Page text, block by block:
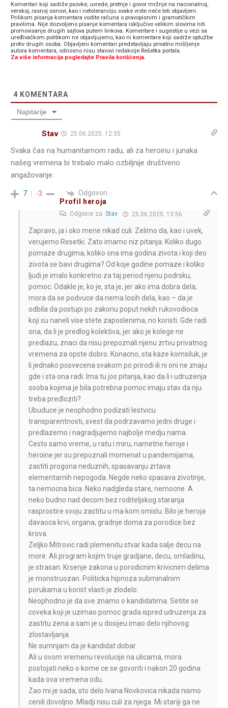
Komentari koji sadrže psovke, uvrede, pretnje i govor mržnje na nacionalnoj,
verskoj, rasnoj osnovi, kao i netoleranciju svake vrste neće biti objavljeni.
Prilikom pisanja komentara vodite računa o pravopisnim i gramatičkim
pravilima. Nije dozvoljeno pisanje komentara isključivo velikim slovima niti
promovisanje drugih sajtova putem linkova. Komentare i sugestije u vezi sa
uređivačkom politikom ne objavljujemo, kao ni komentare koji sadrže optužbe
protiv drugih osoba. Objavljeni komentari predstavljaju privatno mišljenje
autora komentara, odnosno nisu stavovi redakcije Rešetka portala.
Za više informacija pogledajte Pravila korišćenja.
4 KOMENTARA
Najstarije
Stav 25.06.2025. 12:35
Svaka čas na humanitarnom radu, ali za heroinu i junaka
našeg vremena bi trebalo malo ozbiljnije društveno
angažovanje.
7 -3
Odgovori
Profil heroja
Odgovor za Stav 25.06.2025. 13:56
Zapravo, ja i oko mene nikad culi. Zelimo da, kao i uvek,
verujemo Resetki. Zato imamo niz pitanja. Koliko dugo
pomaze drugima, koliko ona ima godina zivota i koji deo
zivota se bavi drugima? Od koje godine pomaze i koliko
ljudi je imalo konkretno za taj period njenu podrsku,
pomoc. Odakle je, ko je, sta je, jer ako ima dobra dela,
mora da se podvuce da nema losih dela, kao – da je
odbila da postupi po zakonu poput nekih rukovodioca
koji su naneli vise stete zaposlenima, no koristi. Gde radi
ona, da li je predlog kolektiva, jer ako je kolege ne
predlazu, znaci da nisu prepoznali njenu zrtvu privatnog
vremena za opste dobro. Konacno, sta kaze komsiluk, je
li jednako posvecena svakom po prirodi ili ni oni ne znaju
gde i sta ona radi. Ima tu jos pitanja, kao da li i udruzenja
osoba kojima je bila potrebna pomoc imaju stav da nju
treba predloziti?
Ubuduce je neophodno podizati lestvicu
transparentnosti, svest da podrzavamo jedni druge i
predlazemo i nagradjujemo najbolje medju nama.
Cesto samo vreme, u ratu i miru, nametne heroje i
heroine jer su prepoznali momenat u pandemijama,
zastiti progona neduznih, spasavanju zrtava
elementarnih nepogoda. Negde neko spasava zivotinje,
ta nemocna bica. Neko nadgleda stare, nemocne. A
neko budno nad decom bez roditeljskog staranja
rasprostire svoju zastitu u ma kom smislu. Bilo je heroja
davaoca krvi, organa, gradnje doma za porodice bez
krova.
Zeljko Mitrovic radi plemenitu stvar kada salje decu na
more. Ali program kojim truje gradjane, decu, omladinu,
je strasan. Krsenje zakona u porodicnim krivicnim delima
je monstruozan. Politicka hipnoza subminalnim
porukama u korist vlasti je zlodelo.
Neophodno je da sve znamo o kandidatima. Setite se
coveka koji je uzimao pomoc grada ispred udruzenja za
zastitu zena a sam je u dosijeu imao delo njihovog
zlostavljanja.
Ne sumnjam da je kandidat dobar.
Ali u ovom vremenu revolucije na ulicama, mora
postojati neko o kome ce se govoriti i nakon 20 godina
kada ova vremena odu.
Zao mi je sada, sto delo Ivana Novkovica nikada nismo
cenili dovoljno. Mladji nisu culi za njega. Mi stariji ga ne